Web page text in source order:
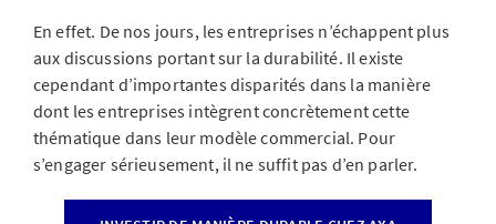
En effet. De nos jours, les entreprises n’échappent plus
aux discussions portant sur la durabilité. Il existe
cependant d’importantes disparités dans la manière
dont les entreprises intègrent concrètement cette
thématique dans leur modèle commercial. Pour
s’engager sérieusement, il ne suffit pas d’en parler.